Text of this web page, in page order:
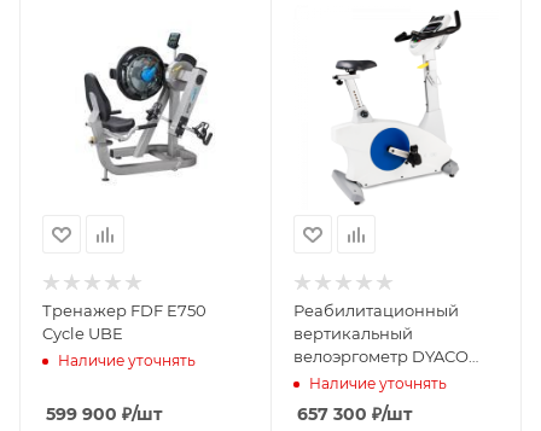
Тренажер FDF E750
Cycle UBE
Наличие уточнять
599 900 ₽/шт
Реабилитационный
вертикальный
велоэргометр DYACO
Medical 7.0U
Наличие уточнять
657 300 ₽/шт